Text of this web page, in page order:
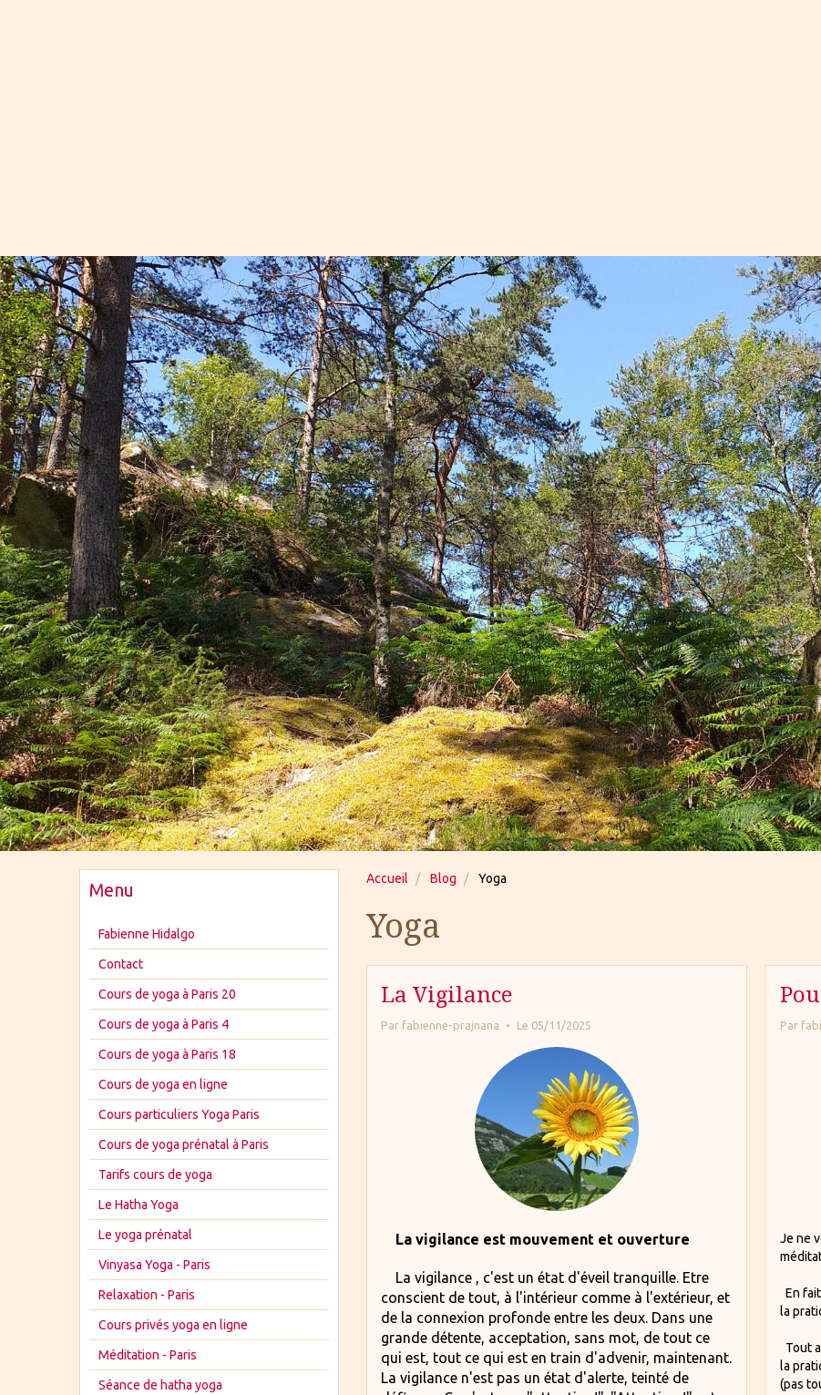
Accueil Blog Yoga
Yoga
La Vigilance
Par fabienne-prajnana Le 05/11/2025
La vigilance est mouvement et ouverture
La vigilance , c'est un état d'éveil tranquille. Etre
conscient de tout, à l'intérieur comme à l'extérieur, et
de la connexion profonde entre les deux. Dans une
grande détente, acceptation, sans mot, de tout ce
qui est, tout ce qui est en train d'advenir, maintenant.
La vigilance n'est pas un état d'alerte, teinté de
Par
Je ne
En
la
Tout
la
(pas
Menu
Fabienne Hidalgo
Contact
Cours de yoga à Paris 20
Cours de yoga à Paris 4
Cours de yoga à Paris 18
Cours de yoga en ligne
Cours particuliers Yoga Paris
Cours de yoga prénatal à Paris
Tarifs cours de yoga
Le Hatha Yoga
Le yoga prénatal
Vinyasa Yoga - Paris
Relaxation - Paris
Cours privés yoga en ligne
Méditation - Paris
Séance de hatha yoga